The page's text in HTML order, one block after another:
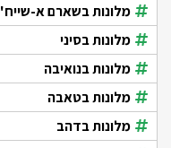
מלונות בשארם א-שייח'
מלונות בסיני
מלונות בנואיבה
מלונות בטאבה
מלונות בדהב